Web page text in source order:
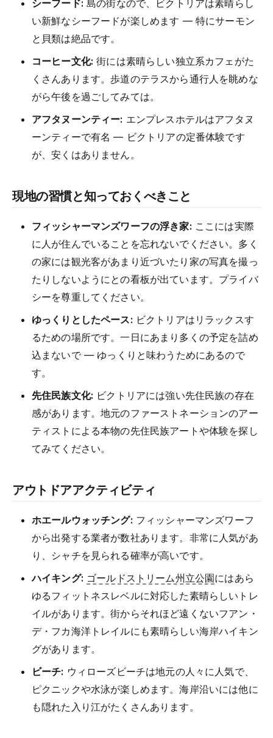
シーフード: 島の街なので、ビクトリアは素晴らし
い新鮮なシーフードが楽しめます — 特にサーモン
と貝類は絶品です。
コーヒー文化: 街には素晴らしい独立系カフェがた
くさんあります。歩道のテラスから通行人を眺めな
がら午後を過ごしてみては。
アフタヌーンティー: エンプレスホテルはアフタヌ
ーンティーで有名 — ビクトリアの定番体験です
が、安くはありません。
現地の習慣と知っておくべきこと
フィッシャーマンズワーフの浮き家: ここには実際
に人が住んでいることを忘れないでください。多く
の家には観光客があまり近づいたり家の写真を撮っ
たりしないようにとの看板が出ています。プライバ
シーを尊重してください。
ゆっくりとしたペース: ビクトリアはリラックスす
るための場所です。一日にあまり多くの予定を詰め
込まないで — ゆっくりと味わうためにあるので
す。
先住民族文化: ビクトリアには強い先住民族の存在
感があります。地元のファーストネーションのアー
ティストによる本物の先住民族アートや体験を探し
てみてください。
アウトドアアクティビティ
ホエールウォッチング: フィッシャーマンズワーフ
から出発する業者が数社あります。非常に人気があ
り、シャチを見られる確率が高いです。
ハイキング: ゴールドストリーム州立公園にはあら
ゆるフィットネスレベルに対応した素晴らしいトレ
イルがあります。街からそれほど遠くないフアン・
デ・フカ海洋トレイルにも素晴らしい海岸ハイキン
グがあります。
ビーチ: ウィローズビーチは地元の人々に人気で、
ピクニックや水泳が楽しめます。海岸沿いには他に
も隠れた入り江がたくさんあります。